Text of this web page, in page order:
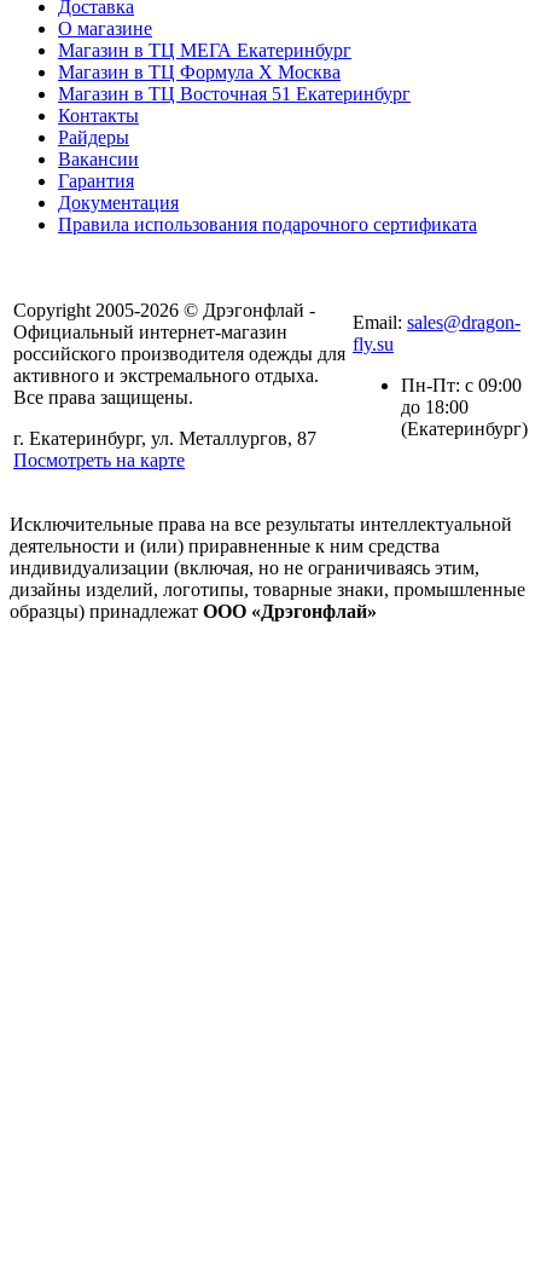
Доставка
О магазине
Магазин в ТЦ МЕГА Екатеринбург
Магазин в ТЦ Формула X Москва
Магазин в ТЦ Восточная 51 Екатеринбург
Контакты
Райдеры
Вакансии
Гарантия
Документация
Правила использования подарочного сертификата
Copyright 2005-2026 © Дрэгонфлай -
Официальный интернет-магазин
российского производителя одежды для
активного и экстремального отдыха.
Все права защищены.
г. Екатеринбург, ул. Металлургов, 87
Посмотреть на карте
Email: sales@dragon-
fly.su
Пн-Пт: с 09:00
до 18:00
(Екатеринбург)
Исключительные права на все результаты интеллектуальной
деятельности и (или) приравненные к ним средства
индивидуализации (включая, но не ограничиваясь этим,
дизайны изделий, логотипы, товарные знаки, промышленные
образцы) принадлежат ООО «Дрэгонфлай»